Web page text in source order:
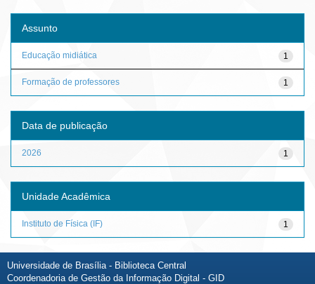
Assunto
1
Educação midiática
1
Formação de professores
Data de publicação
1
2026
Unidade Acadêmica
1
Instituto de Física (IF)
Universidade de Brasília - Biblioteca Central
Coordenadoria de Gestão da Informação Digital - GID